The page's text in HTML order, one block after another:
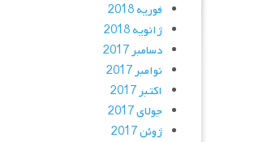
فوریه 2018
ژانویه 2018
دسامبر 2017
نوامبر 2017
اکتبر 2017
جولای 2017
ژوئن 2017